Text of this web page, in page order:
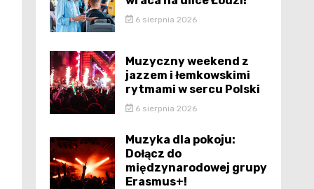
6 sierpnia 2026
Muzyczny weekend z
jazzem i łemkowskimi
rytmami w sercu Polski
6 sierpnia 2026
Muzyka dla pokoju:
Dołącz do
międzynarodowej grupy
Erasmus+!